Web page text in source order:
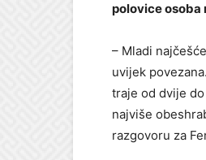
polovice osoba
– Mladi
uvijek
traje od dvije
najviše
razgovoru za